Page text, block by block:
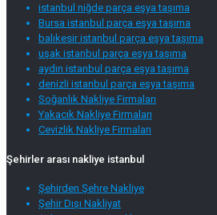
istanbul niğde parça eşya taşıma
Bursa istanbul parça eşya taşıma
balıkesir istanbul parça eşya taşıma
uşak istanbul parça eşya taşıma
aydın istanbul parça eşya taşıma
denizli istanbul parça eşya taşıma
Soğanlık Nakliye Firmaları
Yakacık Nakliye Firmaları
Cevizlik Nakliye Firmaları
Şehirler arası nakliye istanbul
Şehirden Şehre Nakliye
Şehir Dışı Nakliyat